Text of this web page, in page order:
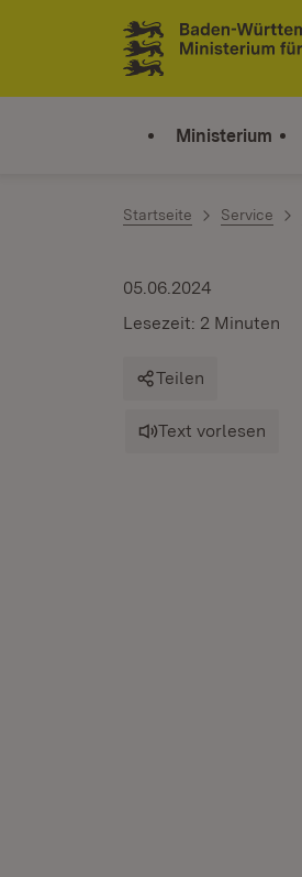
Zum Inhalt springen
Link zur Startseite
Ministerium
Startseite Service
05.06.2024
Lesezeit: 2 Minuten
Teilen
Text vorlesen